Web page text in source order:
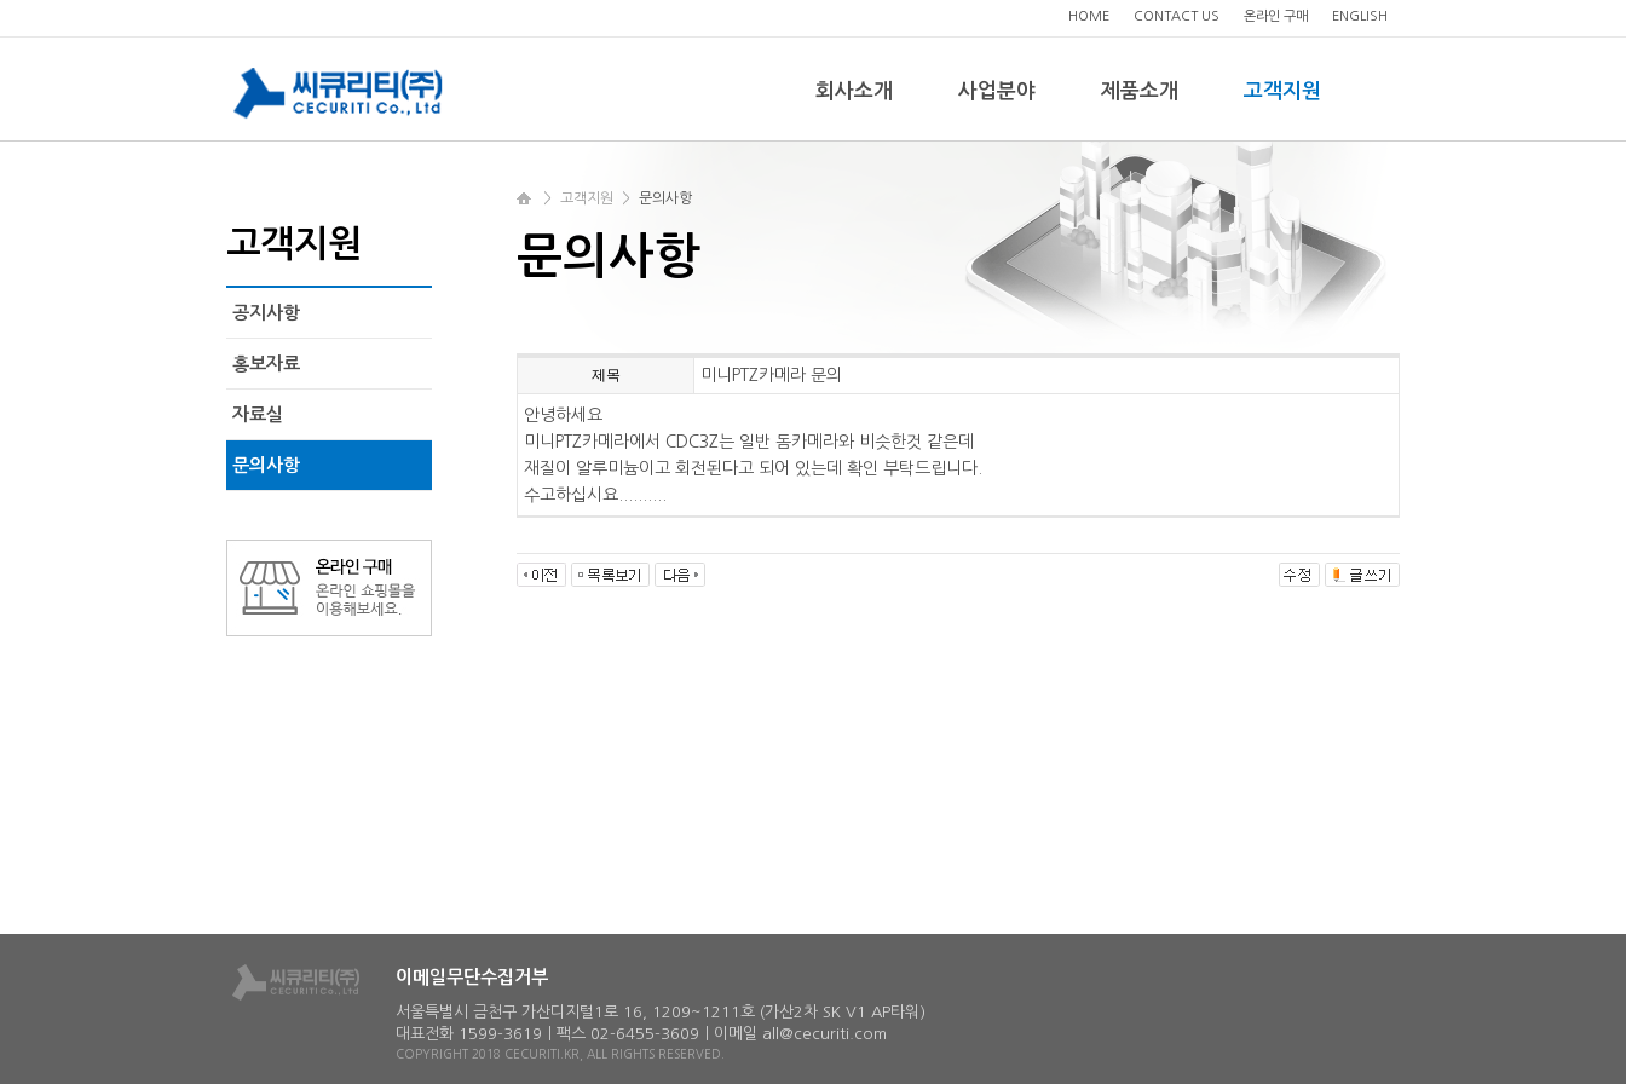
HOME CONTACT US 온라인 구매 ENGLISH
회사소개 사업분야 제품소개 고객지원
고객지원
공지사항
홍보자료
자료실
문의사항
> 고객지원 > 문의사항
문의사항
제목 미니PTZ카메라 문의
안녕하세요
미니PTZ카메라에서 CDC3Z는 일반 돔카메라와 비슷한것 같은데
재질이 알루미늄이고 회전된다고 되어 있는데 확인 부탁드립니다.
수고하십시요..........
이메일무단수집거부
서울특별시 금천구 가산디지털1로 16, 1209~1211호 (가산2차 SK V1 AP타워)
대표전화 1599-3619ㅣ팩스 02-6455-3609ㅣ이메일 all@cecuriti.com
COPYRIGHT 2018 CECURITI.KR, ALL RIGHTS RESERVED.